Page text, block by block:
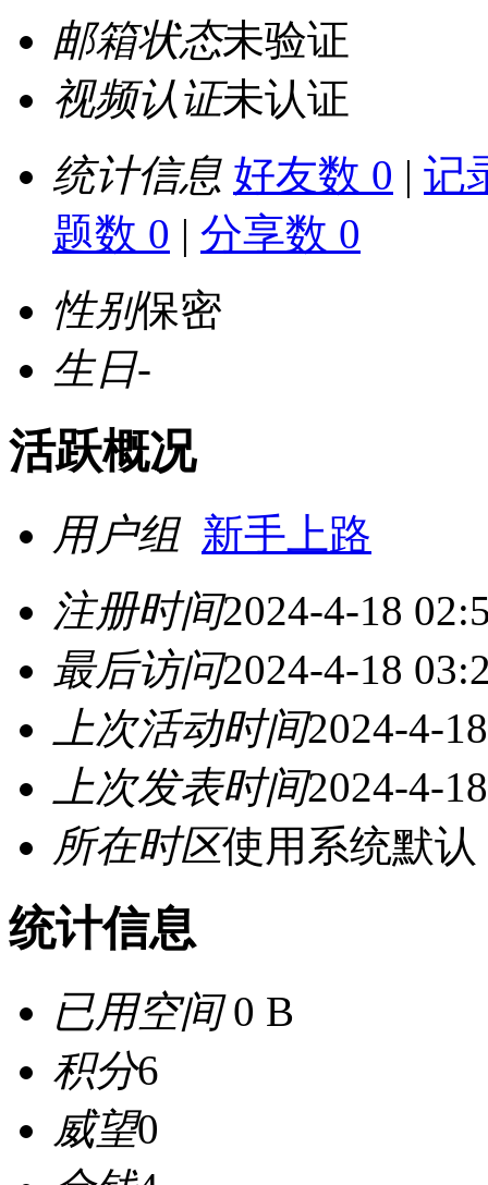
邮箱状态未验证
视频认证未认证
统计信息 好友数 0 | 记
题数 0 | 分享数 0
性别保密
生日-
活跃概况
用户组 新手上路
注册时间2024-4-18
最后访问2024-4-18
上次活动时间2024-4-
上次发表时间2024-4-
所在时区使用系统默认
统计信息
已用空间0 B
积分6
威望0